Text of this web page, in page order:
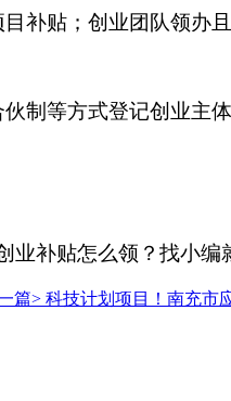
补贴；创业团队领办
制等方式登记创业主
补贴怎么领？找小编
篇> 科技计划项目！南充市